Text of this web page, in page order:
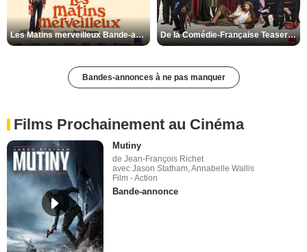
Les Matins merveilleux Bande-annonce VF De la Comédie-Française Teaser VF
Bandes-annonces à ne pas manquer
Films Prochainement au Cinéma
Mutiny
de Jean-François Richet
avec Jason Statham, Annabelle Wallis
Film - Action
Bande-annonce